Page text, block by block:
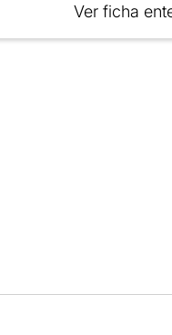
Ver ficha